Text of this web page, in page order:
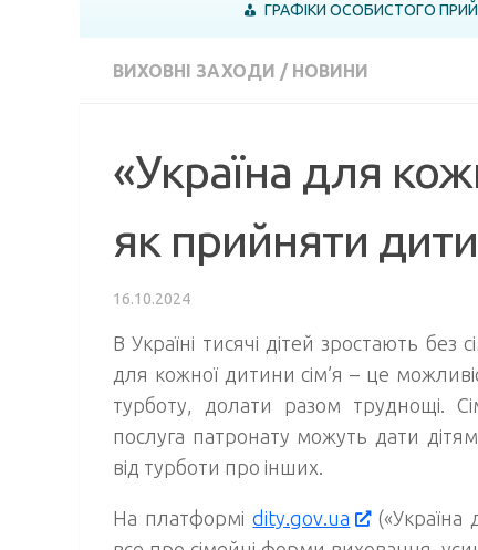
ГРАФІКИ ОСОБИСТОГО
ВИХОВНІ ЗАХОДИ / НОВИНИ
«Україна для
як прийняти
16.10.2024
В Україні тисячі дітей зростають без
для кожної дитини сім’я – це
турботу, долати разом труднощі.
послуга патронату можуть дати
від турботи про інших.
На платформіdity.gov.ua
(«Україна